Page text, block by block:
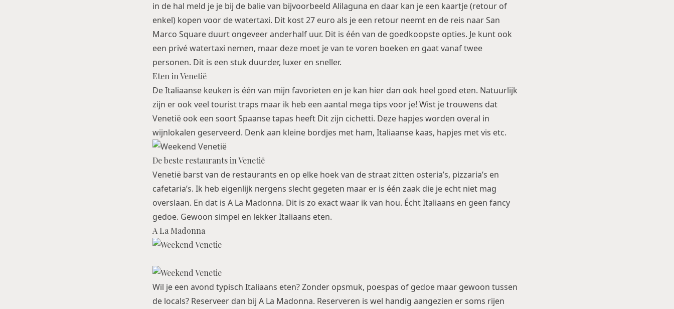
in de hal meld je je bij de balie van bijvoorbeeld Alilaguna en daar kan je een kaartje (retour of
enkel) kopen voor de watertaxi. Dit kost 27 euro als je een retour neemt en de reis naar San
Marco Square duurt ongeveer anderhalf uur. Dit is één van de goedkoopste opties. Je kunt ook
een privé watertaxi nemen, maar deze moet je van te voren boeken en gaat vanaf twee
personen. Dit is een stuk duurder, luxer en sneller.
Eten in Venetië
De Italiaanse keuken is één van mijn favorieten en je kan hier dan ook heel goed eten. Natuurlijk
zijn er ook veel tourist traps maar ik heb een aantal mega tips voor je! Wist je trouwens dat
Venetië ook een soort Spaanse tapas heeft Dit zijn cichetti. Deze hapjes worden overal in
wijnlokalen geserveerd. Denk aan kleine bordjes met ham, Italiaanse kaas, hapjes met vis etc.
De beste restaurants in Venetië
Venetië barst van de restaurants en op elke hoek van de straat zitten osteria’s, pizzaria’s en
cafetaria’s. Ik heb eigenlijk nergens slecht gegeten maar er is één zaak die je echt niet mag
overslaan. En dat is A La Madonna. Dit is zo exact waar ik van hou. Écht Italiaans en geen fancy
gedoe. Gewoon simpel en lekker Italiaans eten.
A La Madonna
Wil je een avond typisch Italiaans eten? Zonder opsmuk, poespas of gedoe maar gewoon tussen
de locals? Reserveer dan bij A La Madonna. Reserveren is wel handig aangezien er soms rijen